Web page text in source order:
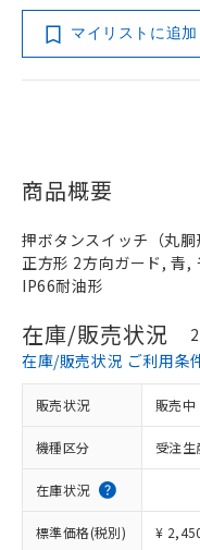
マイリストに追加
商品概要
押ボタンスイッチ（丸
正方形 2方向ガード, 青,
IP66耐油形
在庫/販売状況
在庫/販売状況 ご利用条
販売状況 販売中
機種区分 受注生
在庫状況
標準価格(税別) ¥